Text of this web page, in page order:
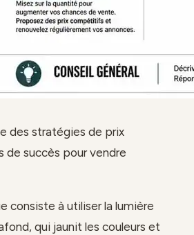
des stratégies de prix
de succès pour vendre
consiste à utiliser la lumière
qui jaunit les couleurs et